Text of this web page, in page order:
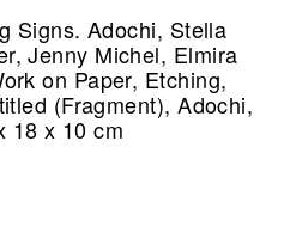
Signs. Adochi, Stella
Jenny Michel, Elmira
on Paper, Etching,
(Fragment), Adochi,
18 x 10 cm